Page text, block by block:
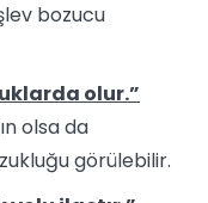
bozucu
olur.”
olsa da
görülebilir.